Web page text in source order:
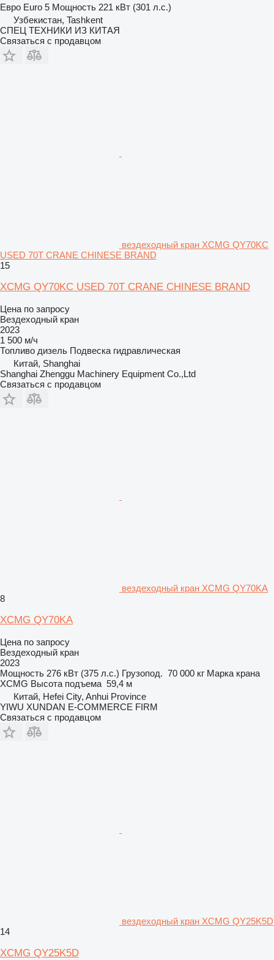
Евро Euro 5 Мощность 221 кВт (301 л.с.)
Узбекистан, Tashkent
СПЕЦ ТЕХНИКИ ИЗ КИТАЯ
Связаться с продавцом
вездеходный кран XCMG QY70KC
USED 70T CRANE CHINESE BRAND
15
XCMG QY70KC USED 70T CRANE CHINESE BRAND
Цена по запросу
Вездеходный кран
2023
1 500 м/ч
Топливо дизель Подвеска гидравлическая
Китай, Shanghai
Shanghai Zhenggu Machinery Equipment Co.,Ltd
Связаться с продавцом
вездеходный кран XCMG QY70KA
8
XCMG QY70KA
Цена по запросу
Вездеходный кран
2023
Мощность 276 кВт (375 л.с.) Грузопод. 70 000 кг Марка крана
XCMG Высота подъема 59,4 м
Китай, Hefei City, Anhui Province
YIWU XUNDAN E-COMMERCE FIRM
Связаться с продавцом
вездеходный кран XCMG QY25K5D
14
XCMG QY25K5D